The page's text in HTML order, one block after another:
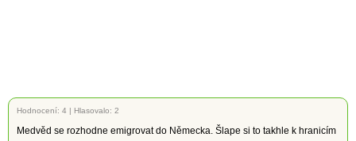
Hodnocení: 4 | Hlasovalo: 2
Medvěd se rozhodne emigrovat do Německa. Šlape si to takhle k hranicím